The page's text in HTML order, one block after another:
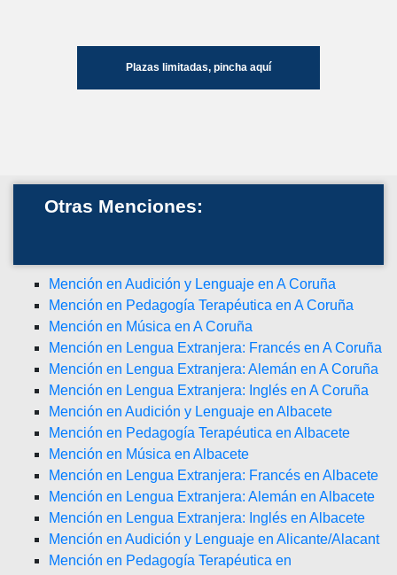
Plazas limitadas, pincha aquí
Otras Menciones:
Mención en Audición y Lenguaje en A Coruña
Mención en Pedagogía Terapéutica en A Coruña
Mención en Música en A Coruña
Mención en Lengua Extranjera: Francés en A Coruña
Mención en Lengua Extranjera: Alemán en A Coruña
Mención en Lengua Extranjera: Inglés en A Coruña
Mención en Audición y Lenguaje en Albacete
Mención en Pedagogía Terapéutica en Albacete
Mención en Música en Albacete
Mención en Lengua Extranjera: Francés en Albacete
Mención en Lengua Extranjera: Alemán en Albacete
Mención en Lengua Extranjera: Inglés en Albacete
Mención en Audición y Lenguaje en Alicante/Alacant
Mención en Pedagogía Terapéutica en